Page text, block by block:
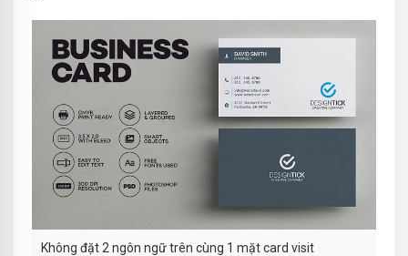
Không đặt 2 ngôn ngữ trên cùng 1 mặt card visit